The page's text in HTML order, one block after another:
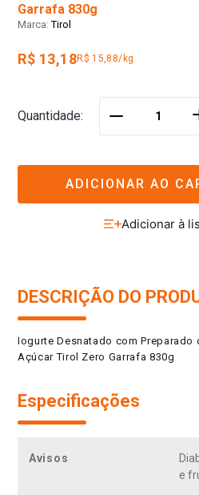
Garrafa 830g
Tirol
R$ 13,18R$ 15,88/kg
Quantidade
ADICIONAR AO
DESCRIÇÃO DO
Iogurte Desnatado com
Açúcar Tirol Zero Garrafa 830g
Especificações
Avisos
e